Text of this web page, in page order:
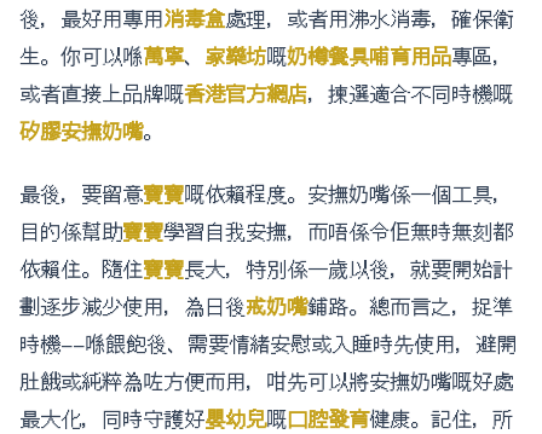
後，最好用專用消毒盒處理，或者用沸水消毒，確保衛
生。你可以喺萬寧、 家樂坊嘅奶樽餐具哺育用品專區，
或者直接上品牌嘅香港官方網店，揀選適合不同時機嘅
矽膠安撫奶嘴。
最後，要留意寶寶嘅依賴程度。安撫奶嘴係一個工具，
目的係幫助寶寶學習自我安撫，而唔係令佢無時無刻都
依賴住。隨住寶寶長大，特別係一歲以後，就要開始計
劃逐步減少使用，為日後戒奶嘴鋪路。總而言之，捉準
時機——喺餵飽後、需要情緒安慰或入睡時先使用，避開
肚餓或純粹為咗方便而用，咁先可以將安撫奶嘴嘅好處
最大化，同時守護好嬰幼兒嘅口腔發育健康。記住，所